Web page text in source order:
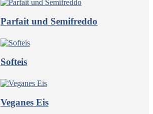
Parfait und Semifreddo
Softeis
Veganes Eis